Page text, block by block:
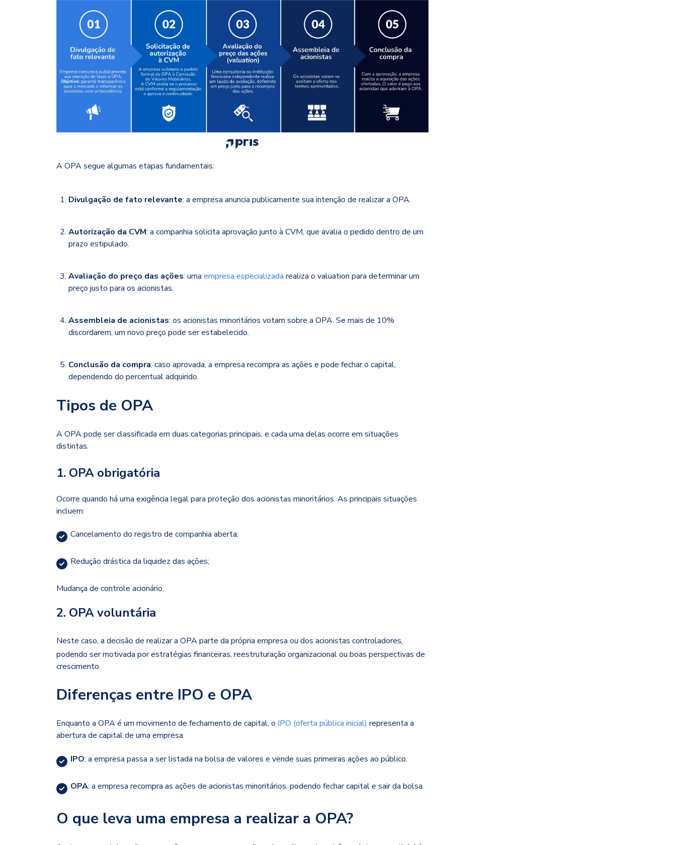
A OPA segue algumas etapas fundamentais:
Divulgação de fato relevante: a empresa anuncia publicamente sua intenção de realizar a OPA.
Autorização da CVM: a companhia solicita aprovação junto à CVM, que avalia o pedido dentro de um
prazo estipulado.
Avaliação do preço das ações: uma empresa especializada realiza o valuation para determinar um
preço justo para os acionistas.
Assembleia de acionistas: os acionistas minoritários votam sobre a OPA. Se mais de 10%
discordarem, um novo preço pode ser estabelecido.
Conclusão da compra: caso aprovada, a empresa recompra as ações e pode fechar o capital,
dependendo do percentual adquirido.
Tipos de OPA
A OPA pode ser classificada em duas categorias principais, e cada uma delas ocorre em situações
distintas.
1. OPA obrigatória
Ocorre quando há uma exigência legal para proteção dos acionistas minoritários. As principais situações
incluem:
Cancelamento do registro de companhia aberta;
Redução drástica da liquidez das ações;
Mudança de controle acionário.
2. OPA voluntária
Neste caso, a decisão de realizar a OPA parte da própria empresa ou dos acionistas controladores,
podendo ser motivada por estratégias financeiras, reestruturação organizacional ou boas perspectivas de
crescimento.
Diferenças entre IPO e OPA
Enquanto a OPA é um movimento de fechamento de capital, o IPO (oferta pública inicial) representa a
abertura de capital de uma empresa.
IPO: a empresa passa a ser listada na bolsa de valores e vende suas primeiras ações ao público.
OPA: a empresa recompra as ações de acionistas minoritários, podendo fechar capital e sair da bolsa.
O que leva uma empresa a realizar a OPA?